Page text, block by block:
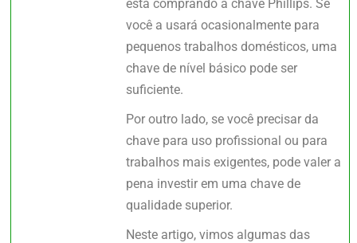
está comprando a chave Phillips. Se
você a usará ocasionalmente para
pequenos trabalhos domésticos, uma
chave de nível básico pode ser
suficiente.
Por outro lado, se você precisar da
chave para uso profissional ou para
trabalhos mais exigentes, pode valer a
pena investir em uma chave de
qualidade superior.
Neste artigo, vimos algumas das